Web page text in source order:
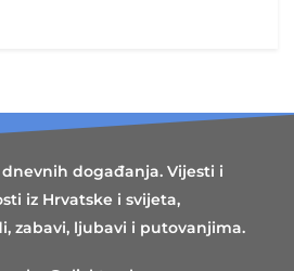
događanja. Vijesti i
iz Hrvatske i svijeta,
zabavi, ljubavi i putovanjima.